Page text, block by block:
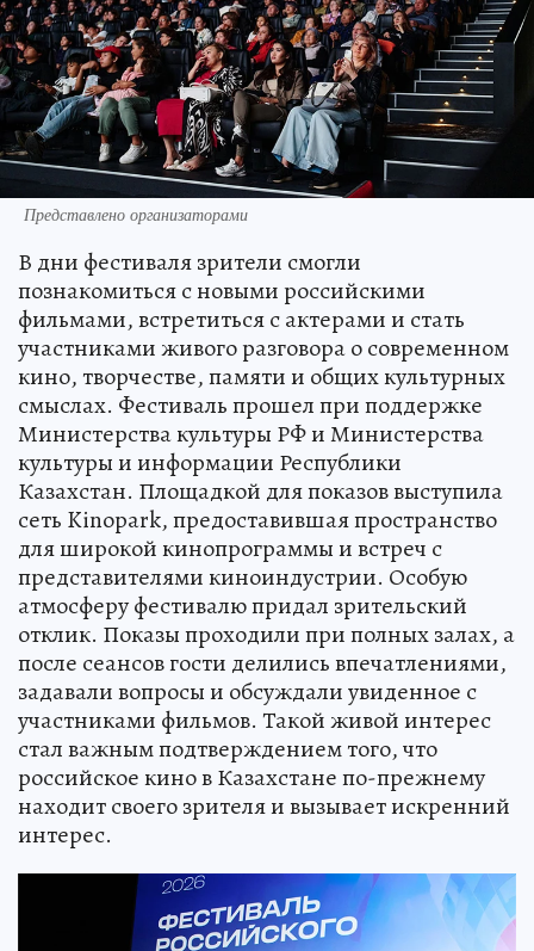
Представлено организаторами
В дни фестиваля зрители смогли
познакомиться с новыми российскими
фильмами, встретиться с актерами и стать
участниками живого разговора о современном
кино, творчестве, памяти и общих культурных
смыслах. Фестиваль прошел при поддержке
Министерства культуры РФ и Министерства
культуры и информации Республики
Казахстан. Площадкой для показов выступила
сеть Kinopark, предоставившая пространство
для широкой кинопрограммы и встреч с
представителями киноиндустрии. Особую
атмосферу фестивалю придал зрительский
отклик. Показы проходили при полных залах, а
после сеансов гости делились впечатлениями,
задавали вопросы и обсуждали увиденное с
участниками фильмов. Такой живой интерес
стал важным подтверждением того, что
российское кино в Казахстане по-прежнему
находит своего зрителя и вызывает искренний
интерес.